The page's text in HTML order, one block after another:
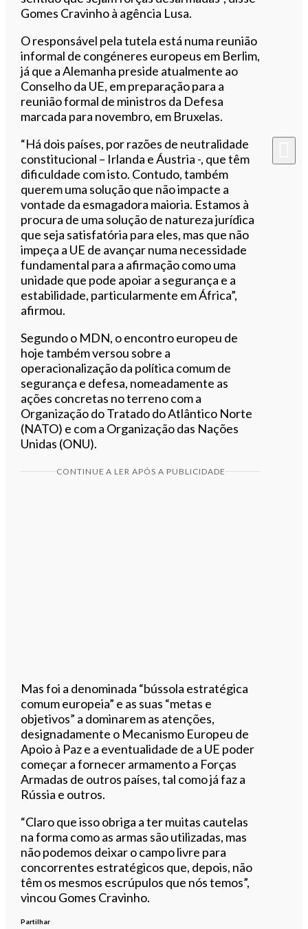
Gomes Cravinho à agência Lusa.
O responsável pela tutela está numa reunião
informal de congéneres europeus em Berlim,
já que a Alemanha preside atualmente ao
Conselho da UE, em preparação para a
reunião formal de ministros da Defesa
marcada para novembro, em Bruxelas.
“Há dois países, por razões de neutralidade
constitucional – Irlanda e Áustria -, que têm
dificuldade com isto. Contudo, também
querem uma solução que não impacte a
vontade da esmagadora maioria. Estamos à
procura de uma solução de natureza jurídica
que seja satisfatória para eles, mas que não
impeça a UE de avançar numa necessidade
fundamental para a afirmação como uma
unidade que pode apoiar a segurança e a
estabilidade, particularmente em África”,
afirmou.
Segundo o MDN, o encontro europeu de
hoje também versou sobre a
operacionalização da política comum de
segurança e defesa, nomeadamente as
ações concretas no terreno com a
Organização do Tratado do Atlântico Norte
(NATO) e com a Organização das Nações
Unidas (ONU).
CONTINUE A LER APÓS A PUBLICIDADE
Mas foi a denominada “bússola estratégica
comum europeia” e as suas “metas e
objetivos” a dominarem as atenções,
designadamente o Mecanismo Europeu de
Apoio à Paz e a eventualidade de a UE poder
começar a fornecer armamento a Forças
Armadas de outros países, tal como já faz a
Rússia e outros.
“Claro que isso obriga a ter muitas cautelas
na forma como as armas são utilizadas, mas
não podemos deixar o campo livre para
concorrentes estratégicos que, depois, não
têm os mesmos escrúpulos que nós temos”,
vincou Gomes Cravinho.
Partilhar